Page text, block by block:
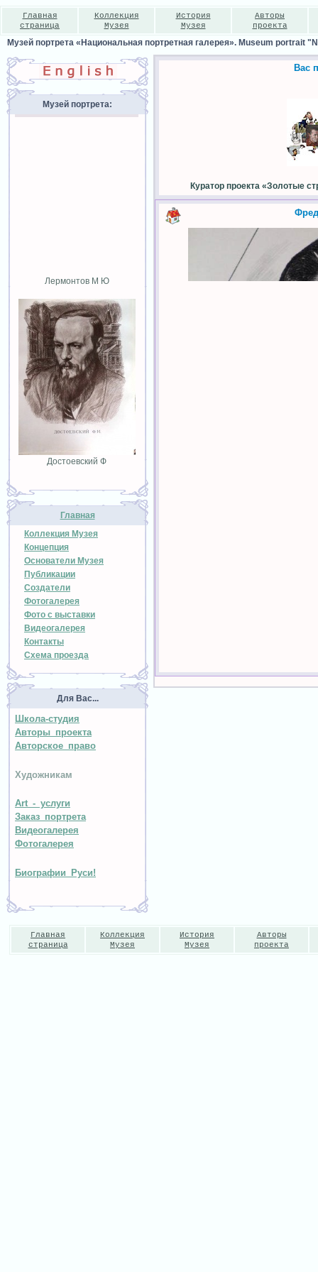
Главная
страница
Коллекция
Музея
История
Музея
Авторы
проекта
Музей портрета «Национальная портретная галерея». Museum portrait
Музей портрета:
Лермонтов М Ю
Достоевский Ф
Главная
Коллекция Музея
Концепция
Основатели Музея
Публикации
Создатели
Фотогалерея
Фото с выставки
Видеогалерея
Контакты
Схема проезда
Для Вас...
Школа-студия
Авторы проекта
Авторское право
Художникам
Art - услуги
Заказ портрета
Видеогалерея
Фотогалерея
Биографии Руси!
Вас
Куратор проекта «Золотые
Главная
страница
Коллекция
Музея
История
Музея
Авторы
проекта